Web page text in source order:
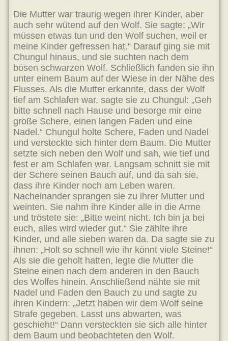
Die Mutter war traurig wegen ihrer Kinder, aber
auch sehr wütend auf den Wolf. Sie sagte: „Wir
müssen etwas tun und den Wolf suchen, weil er
meine Kinder gefressen hat.“ Darauf ging sie mit
Chungul hinaus, und sie suchten nach dem
bösen schwarzen Wolf. Schließlich fanden sie ihn
unter einem Baum auf der Wiese in der Nähe des
Flusses. Als die Mutter erkannte, dass der Wolf
tief am Schlafen war, sagte sie zu Chungul: „Geh
bitte schnell nach Hause und besorge mir eine
große Schere, einen langen Faden und eine
Nadel.“ Chungul holte Schere, Faden und Nadel
und versteckte sich hinter dem Baum. Die Mutter
setzte sich neben den Wolf und sah, wie tief und
fest er am Schlafen war. Langsam schnitt sie mit
der Schere seinen Bauch auf, und da sah sie,
dass ihre Kinder noch am Leben waren.
Nacheinander sprangen sie zu ihrer Mutter und
weinten. Sie nahm ihre Kinder alle in die Arme
und tröstete sie: „Bitte weint nicht. Ich bin ja bei
euch, alles wird wieder gut.“ Sie zählte ihre
Kinder, und alle sieben waren da. Da sagte sie zu
ihnen: „Holt so schnell wie ihr könnt viele Steine!“
Als sie die geholt hatten, legte die Mutter die
Steine einen nach dem anderen in den Bauch
des Wolfes hinein. Anschließend nähte sie mit
Nadel und Faden den Bauch zu und sagte zu
ihren Kindern: „Jetzt haben wir dem Wolf seine
Strafe gegeben. Lasst uns abwarten, was
geschieht!“ Dann versteckten sie sich alle hinter
dem Baum und beobachteten den Wolf.